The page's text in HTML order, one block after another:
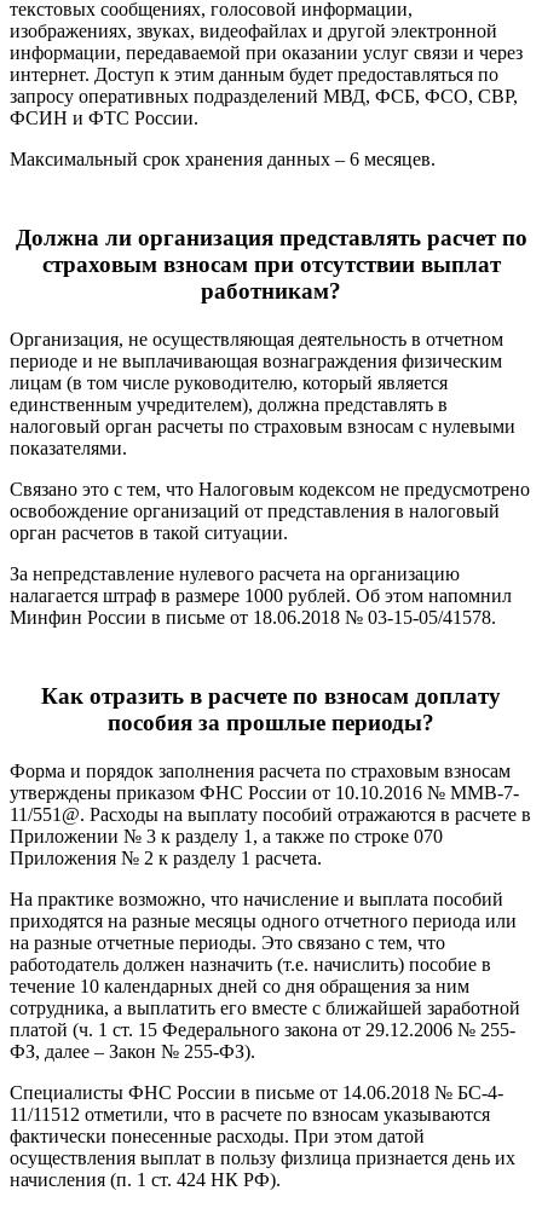
текстовых сообщениях, голосовой информации,
изображениях, звуках, видеофайлах и другой электронной
информации, передаваемой при оказании услуг связи и через
интернет. Доступ к этим данным будет предоставляться по
запросу оперативных подразделений МВД, ФСБ, ФСО, СВР,
ФСИН и ФТС России.
Максимальный срок хранения данных – 6 месяцев.
Должна ли организация представлять расчет по
страховым взносам при отсутствии выплат
работникам?
Организация, не осуществляющая деятельность в отчетном
периоде и не выплачивающая вознаграждения физическим
лицам (в том числе руководителю, который является
единственным учредителем), должна представлять в
налоговый орган расчеты по страховым взносам с нулевыми
показателями.
Связано это с тем, что Налоговым кодексом не предусмотрено
освобождение организаций от представления в налоговый
орган расчетов в такой ситуации.
За непредставление нулевого расчета на организацию
налагается штраф в размере 1000 рублей. Об этом напомнил
Минфин России в письме от 18.06.2018 № 03-15-05/41578.
Как отразить в расчете по взносам доплату
пособия за прошлые периоды?
Форма и порядок заполнения расчета по страховым взносам
утверждены приказом ФНС России от 10.10.2016 № ММВ-7-
11/551@. Расходы на выплату пособий отражаются в расчете в
Приложении № 3 к разделу 1, а также по строке 070
Приложения № 2 к разделу 1 расчета.
На практике возможно, что начисление и выплата пособий
приходятся на разные месяцы одного отчетного периода или
на разные отчетные периоды. Это связано с тем, что
работодатель должен назначить (т.е. начислить) пособие в
течение 10 календарных дней со дня обращения за ним
сотрудника, а выплатить его вместе с ближайшей заработной
платой (ч. 1 ст. 15 Федерального закона от 29.12.2006 № 255-
ФЗ, далее – Закон № 255-ФЗ).
Специалисты ФНС России в письме от 14.06.2018 № БС-4-
11/11512 отметили, что в расчете по взносам указываются
фактически понесенные расходы. При этом датой
осуществления выплат в пользу физлица признается день их
начисления (п. 1 ст. 424 НК РФ).